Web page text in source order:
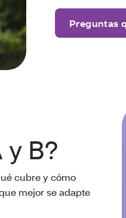
Preguntas
B?
cubre y cómo
mejor se adapte